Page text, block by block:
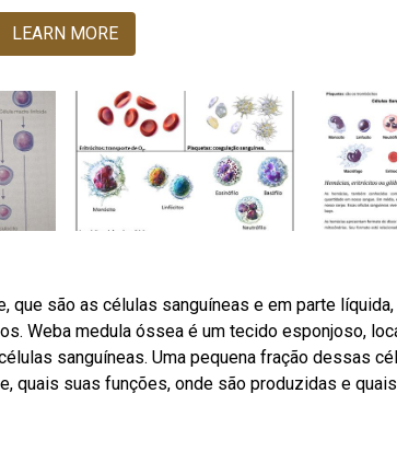
LEARN MORE
são as células sanguíneas e em parte
Weba medula óssea é um tecido esponjoso,
sanguíneas. Uma pequena fração dessas
quais suas funções, onde são produzidas e